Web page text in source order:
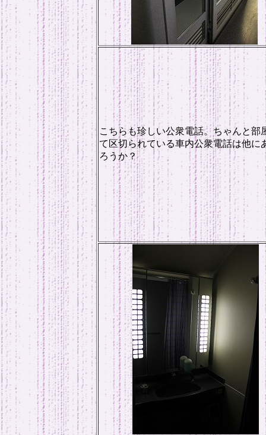
こちらも珍しい公衆電話。ちゃんと部
て区切られている車内公衆電話は他に
ろうか？